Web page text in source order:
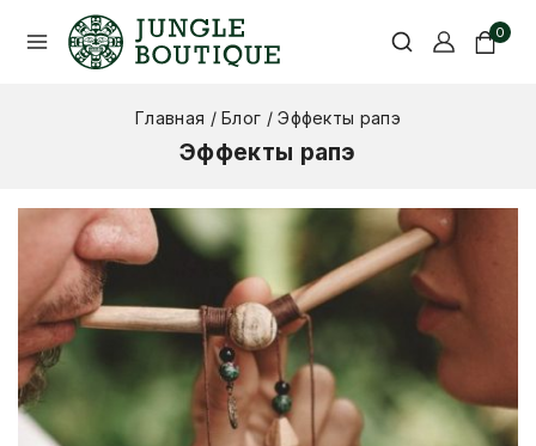
0
Главная / Блог / Эффекты рапэ
Эффекты рапэ